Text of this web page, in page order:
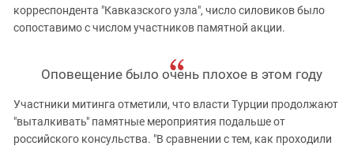
корреспондента "Кавказского узла", число силовиков было
сопоставимо с числом участников памятной акции.
Оповещение было очень плохое в этом году
Участники митинга отметили, что власти Турции продолжают
"выталкивать" памятные мероприятия подальше от
российского консульства. "В сравнении с тем, как проходили